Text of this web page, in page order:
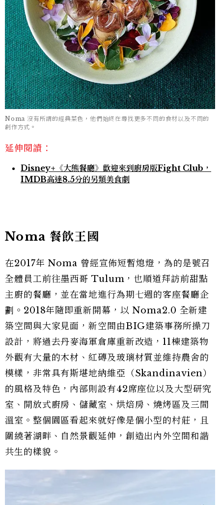
Noma 沒有所謂的經典菜色，他們始終在尋找更多不同的食材以及不同的
創作方式。
延伸閱讀：
Disney+《大熊餐廳》歡迎來到廚房版Fight Club，
IMDB高達8.5分的另類美食劇
Noma 餐飲王國
在2017年 Noma 曾經宣佈短暫熄燈，為的是號召
全體員工前往墨西哥 Tulum，也順道拜訪前甜點
主廚的餐廳，並在當地進行為期七週的客座餐廳企
劃。2018年隨即重新開幕，以 Noma2.0 全新建
築空間與大家見面，新空間由BIG建築事務所操刀
設計，將過去丹麥海軍倉庫重新改造，11棟建築物
外觀有大量的木材、紅磚及玻璃材質並維持農舍的
模樣，非常具有斯堪地納維亞（Skandinavien）
的風格及特色，內部則設有42席座位以及大型研究
室、開放式廚房、儲藏室、烘焙房、燒烤區及三間
溫室。整個園區看起來就好像是個小型的村莊，且
圍繞著湖畔、自然景觀延伸，創造出內外空間和諧
共生的樣貌。